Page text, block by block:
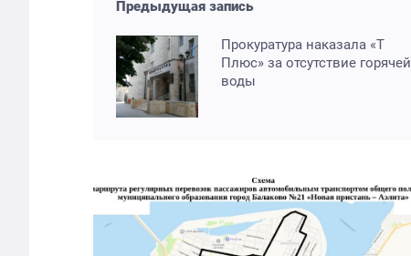
Предыдущая запись
Прокуратура наказала «Т
Плюс» за отсутствие горячей
воды